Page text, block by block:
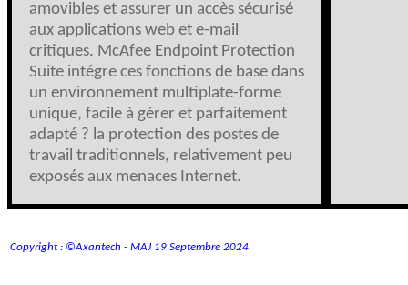
amovibles et assurer un accès sécurisé
aux applications web et e-mail
critiques. McAfee Endpoint Protection
Suite intégre ces fonctions de base dans
un environnement multiplate-forme
unique, facile à gérer et parfaitement
adapté ? la protection des postes de
travail traditionnels, relativement peu
exposés aux menaces Internet.
Copyright : ©Axantech - MAJ 19 Septembre 2024